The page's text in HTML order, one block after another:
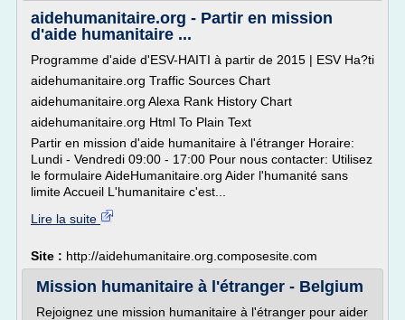
aidehumanitaire.org - Partir en mission
d'aide humanitaire ...
Programme d'aide d'ESV-HAITI à partir de 2015 | ESV Ha?ti
aidehumanitaire.org Traffic Sources Chart
aidehumanitaire.org Alexa Rank History Chart
aidehumanitaire.org Html To Plain Text
Partir en mission d'aide humanitaire à l'étranger Horaire:
Lundi - Vendredi 09:00 - 17:00 Pour nous contacter: Utilisez
le formulaire AideHumanitaire.org Aider l'humanité sans
limite Accueil L'humanitaire c'est...
Lire la suite
Site : http://aidehumanitaire.org.composesite.com
Mission humanitaire à l'étranger - Belgium
Rejoignez une mission humanitaire à l'étranger pour aider